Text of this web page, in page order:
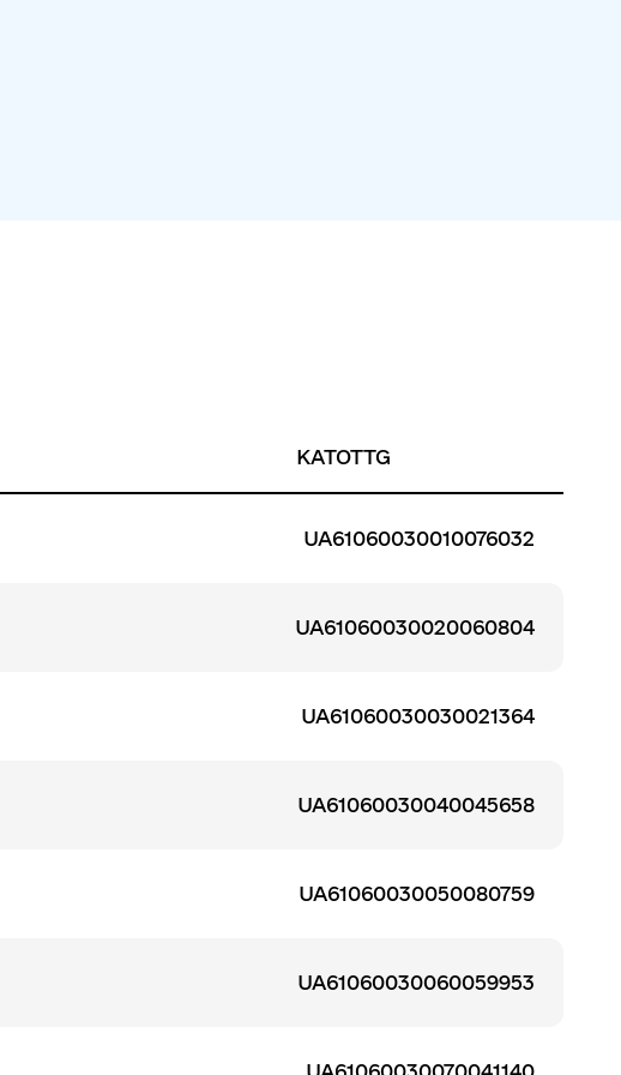
KATOTTG
UA61060030010076032
UA61060030020060804
UA61060030030021364
UA61060030040045658
UA61060030050080759
UA61060030060059953